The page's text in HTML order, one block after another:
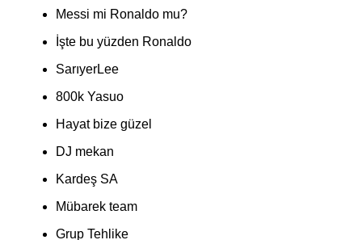
Messi mi Ronaldo mu?
İşte bu yüzden Ronaldo
SarıyerLee
800k Yasuo
Hayat bize güzel
DJ mekan
Kardeş SA
Mübarek team
Grup Tehlike